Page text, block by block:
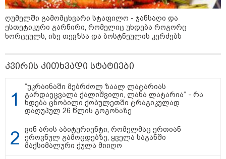
რატომ ჩაბნელდა საქართველო
მესამედ: საბოტაჟი, ტექნიკური
სანდრო თვალჭრელიძის ანალიზი
ჩაკეტილი „პოლიტიკური
სამკუთხედი“ - კულუარული
თამაშები, რომლებიც დიდი
სისხლის ფასად ჯდება
„ოქტომბრისთვის საქართველოს
ღუმელში გამომცხვარი სტაფილო - ჯანსაღი და
ესთეტიკური გარნირი, რომელიც უხდება როგორც
ხორცეულს, ისე თევზსა და ბოსტნეულის კერძებს
კვირის კითხვადი სტატიები
“უკრაინაში მებრძოლ ზაალ ლატარიას
გარდაეცვალა ქალიშვილი, ლანა ლატარია“ - რა
ხდება ცნობილი ქობულეთში ტრაგიკულად
დაღუპულ 26 წლის გოგონაზე
ვინ არის აბიტურიენტი, რომელმაც ერთიან
ეროვნულ გამოცდებზე, ყველა საგანში
მაქსიმალური ქულა მიიღო